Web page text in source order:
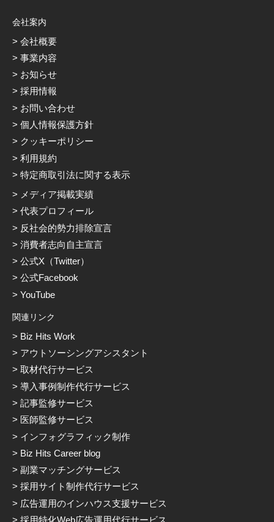
会社案内
会社概要
事業内容
お知らせ
採用情報
お問い合わせ
個人情報保護方針
クッキーポリシー
利用規約
特定商取引法に関する表示
メディア掲載実績
代表プロフィール
反社会的勢力排除宣言
消費者志向自主宣言
公式X（Twitter）
公式Facebook
YouTube
関連リンク
Biz Hits Work
アウトソーシングアシスタント
取材代行サービス
導入事例制作代行サービス
記事監修サービス
医師監修サービス
インフォグラフィック制作
Biz Hits Career blog
副業マッチングサービス
採用サイト制作代行サービス
広告運用のインハウス支援サービス
採用特化Web広告運用代行サービス